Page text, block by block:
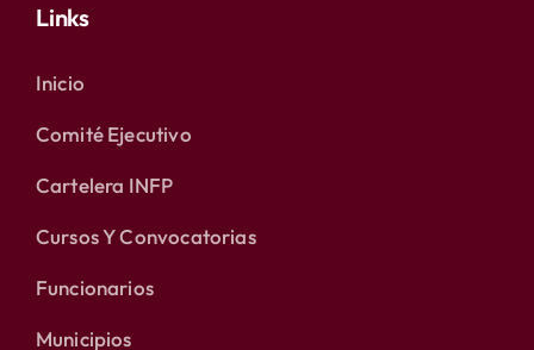
Links
Inicio
Comité Ejecutivo
Cartelera INFP
Cursos Y Convocatorias
Funcionarios
Municipios